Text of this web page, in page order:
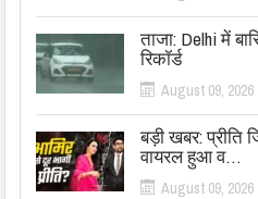
ताजा: Delhi में
रिकॉर्ड
August 09, 2026
बड़ी खबर: प्रीति
वायरल हुआ व…
August 09, 2026